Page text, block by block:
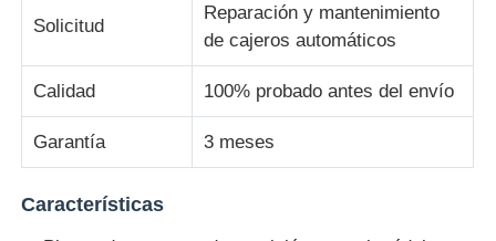
Partes de cajeros automáticos Hyosung
Partes de cajeros automáticos de Fujitsu
Componentes de cajeros automáticos de Hitachi
Solicitud
Reparación y mantenimiento
de cajeros automáticos
Calidad 100% probado antes del envío
Garantía 3 meses
Características